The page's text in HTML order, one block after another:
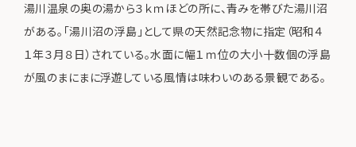
湯川温泉の奥の湯から３ｋｍほどの所に、青みを帯びた湯川沼
がある。「湯川沼の浮島」として県の天然記念物に指定（昭和４
１年３月８日）されている。水面に幅１ｍ位の大小十数個の浮島
が風のまにまに浮遊している風情は味わいのある景観である。